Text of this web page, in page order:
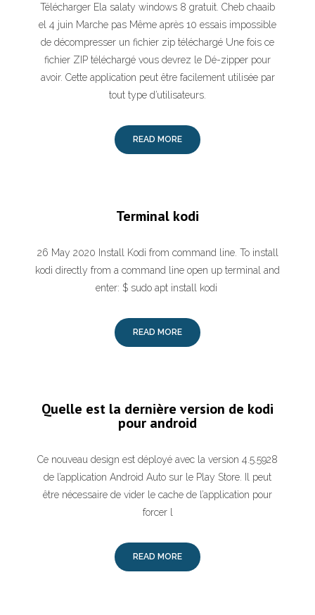
Télécharger Ela salaty windows 8 gratuit. Cheb chaaib
el 4 juin Marche pas Même après 10 essais impossible
de décompresser un fichier zip téléchargé Une fois ce
fichier ZIP téléchargé vous devrez le Dé-zipper pour
avoir. Cette application peut être facilement utilisée par
tout type d’utilisateurs.
READ MORE
Terminal kodi
26 May 2020 Install Kodi from command line. To install
kodi directly from a command line open up terminal and
enter: $ sudo apt install kodi
READ MORE
Quelle est la dernière version de kodi
pour android
Ce nouveau design est déployé avec la version 4.5.5928
de l’application Android Auto sur le Play Store. Il peut
être nécessaire de vider le cache de l’application pour
forcer l
READ MORE